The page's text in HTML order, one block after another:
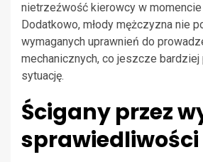
nietrzeźwość kierowcy w
Dodatkowo, młody mężczyzna nie
wymaganych uprawnień do
mechanicznych, co jeszcze bardziej
sytuację.
Ścigany przez
sprawiedliwości